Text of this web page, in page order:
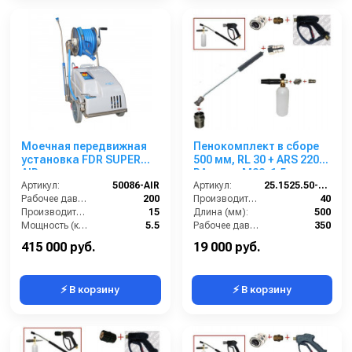
Моечная передвижная
установка FDR SUPER
AIR с нанесением пены,
200 бар, 15 л/мин с
барабаном
Артикул:
50086-AIR
Рабочее давление (бар):
200
Производительность (л/мин):
15
Мощность (кВт):
5.5
415 000 руб.
⚡ В корзину
Пенокомплект в сборе
500 мм, RL 30 + ARS 220
РА; вход М22х1,5ш.
Артикул:
25.1525.50-P2-220 изог.
Производительность (л/мин):
40
Длина (мм):
500
Рабочее давление (бар):
350
19 000 руб.
⚡ В корзину